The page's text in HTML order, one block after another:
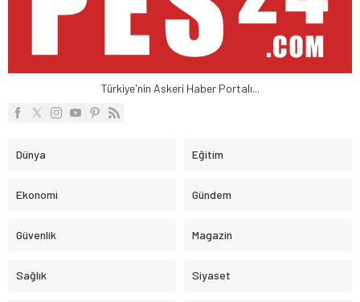
Türkiye'nin Askeri Haber Portalı...
Dünya Eğitim
Ekonomi Gündem
Güvenlik Magazin
Sağlık Siyaset